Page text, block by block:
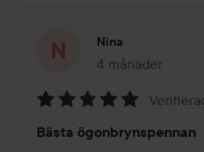
Nina
4 månader
Inlägget
5
Bästa ögonbrynspennan